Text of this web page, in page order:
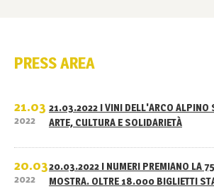
PRESS AREA
21.03
2022
21.03.2022 I VINI DELL'ARCO ALPINO
ARTE, CULTURA E SOLIDARIETÀ
20.03
2022
20.03.2022 I NUMERI PREMIANO LA
MOSTRA. OLTRE 18.000 BIGLIETTI